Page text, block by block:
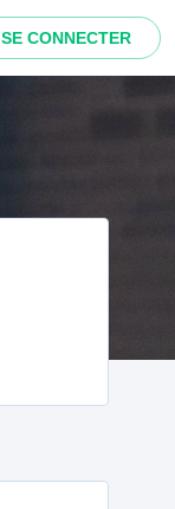
SE CONNECTER